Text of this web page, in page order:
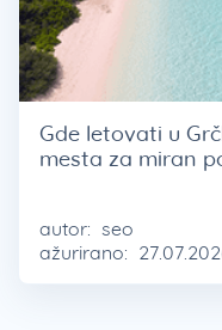
Gde letovati u
mesta za miran
autor: seo
ažurirano: